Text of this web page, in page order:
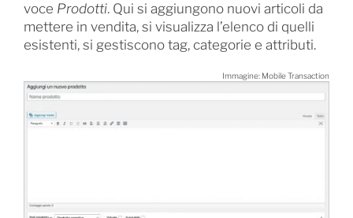
voce Prodotti. Qui si aggiungono nuovi articoli da
mettere in vendita, si visualizza l’elenco di quelli
esistenti, si gestiscono tag, categorie e attributi.
Immagine: Mobile Transaction